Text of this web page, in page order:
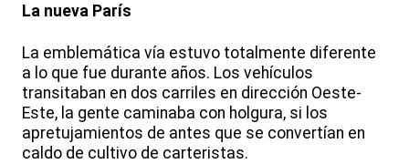
La nueva París
La emblemática vía estuvo totalmente diferente
a lo que fue durante años. Los vehículos
transitaban en dos carriles en dirección Oeste-
Este, la gente caminaba con holgura, si los
apretujamientos de antes que se convertían en
caldo de cultivo de carteristas.